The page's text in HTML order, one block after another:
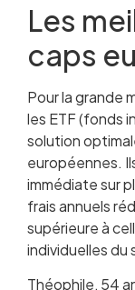
Les
caps
Pour la grande
les ETF (fonds
solution
européennes.
immédiate sur
frais annuels
supérieure à
individuelles du
Théophile, 54